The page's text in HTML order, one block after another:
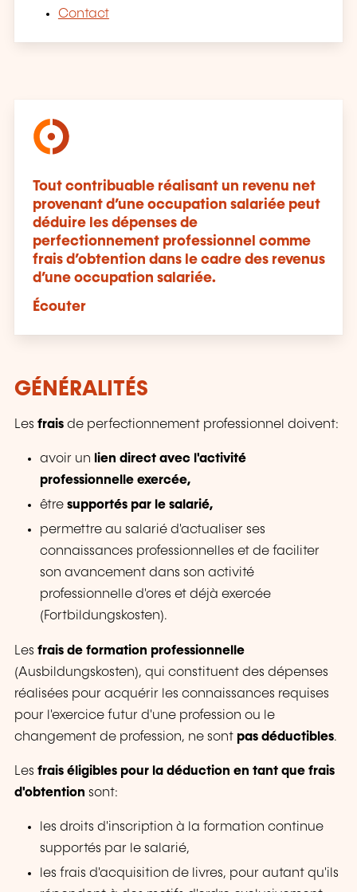
Contact
Tout contribuable réalisant un revenu net
provenant d’une occupation salariée peut
déduire les dépenses de
perfectionnement professionnel comme
frais d’obtention dans le cadre des revenus
d’une occupation salariée.
Écouter
GÉNÉRALITÉS
Les frais de perfectionnement professionnel doivent:
avoir un lien direct avec l'activité
professionnelle exercée,
êtresupportés par le salarié,
permettre au salarié d'actualiser ses
connaissances professionnelles et de faciliter
son avancement dans son activité
professionnelle d'ores et déjà exercée
(Fortbildungskosten).
Les frais de formation professionnelle
(Ausbildungskosten), qui constituent des dépenses
réalisées pour acquérir les connaissances requises
pour l'exercice futur d'une profession ou le
changement de profession, ne sont pas déductibles.
Les frais éligibles pour la déduction en tant que frais
d'obtention sont:
les droits d'inscription à la formation continue
supportés par le salarié,
les frais d'acquisition de livres, pour autant qu'ils